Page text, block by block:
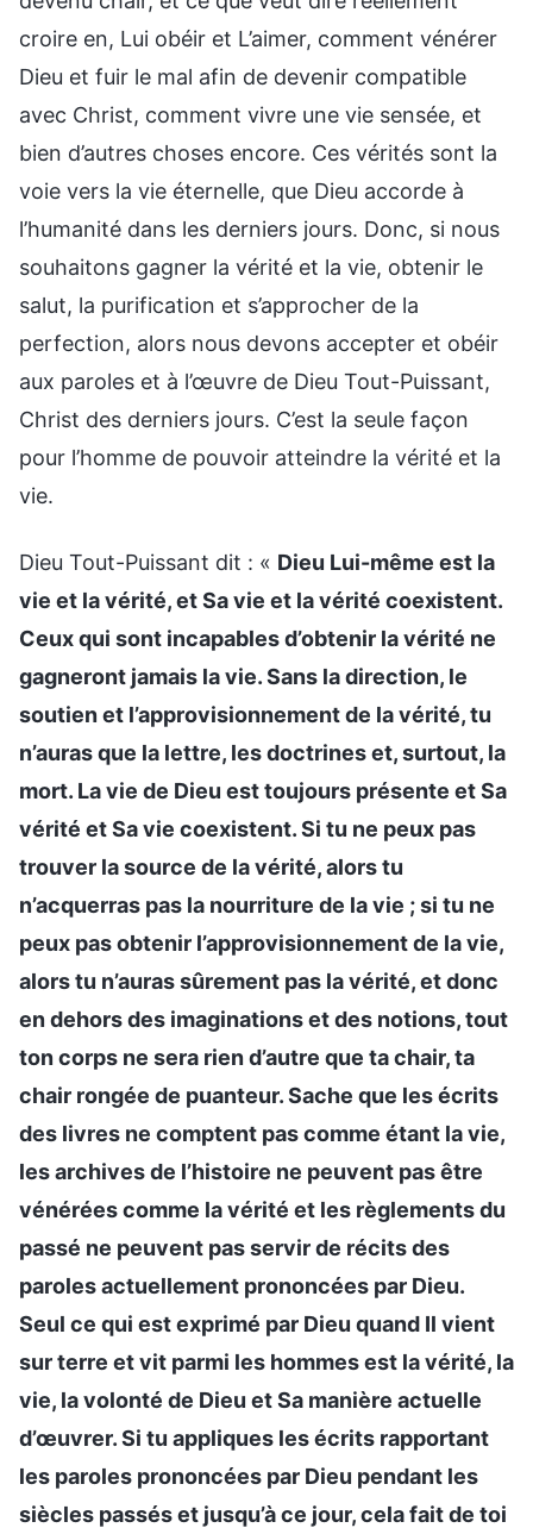
croire en, Lui obéir et L’aimer, comment vénérer
Dieu et fuir le mal afin de devenir compatible
avec Christ, comment vivre une vie sensée, et
bien d’autres choses encore. Ces vérités sont la
voie vers la vie éternelle, que Dieu accorde à
l’humanité dans les derniers jours. Donc, si nous
souhaitons gagner la vérité et la vie, obtenir le
salut, la purification et s’approcher de la
perfection, alors nous devons accepter et obéir
aux paroles et à l’œuvre de Dieu Tout-Puissant,
Christ des derniers jours. C’est la seule façon
pour l’homme de pouvoir atteindre la vérité et la
vie.
Dieu Tout-Puissant dit : « Dieu Lui-même est la
vie et la vérité, et Sa vie et la vérité coexistent.
Ceux qui sont incapables d’obtenir la vérité ne
gagneront jamais la vie. Sans la direction, le
soutien et l’approvisionnement de la vérité, tu
n’auras que la lettre, les doctrines et, surtout, la
mort. La vie de Dieu est toujours présente et Sa
vérité et Sa vie coexistent. Si tu ne peux pas
trouver la source de la vérité, alors tu
n’acquerras pas la nourriture de la vie ; si tu ne
peux pas obtenir l’approvisionnement de la vie,
alors tu n’auras sûrement pas la vérité, et donc
en dehors des imaginations et des notions, tout
ton corps ne sera rien d’autre que ta chair, ta
chair rongée de puanteur. Sache que les écrits
des livres ne comptent pas comme étant la vie,
les archives de l’histoire ne peuvent pas être
vénérées comme la vérité et les règlements du
passé ne peuvent pas servir de récits des
paroles actuellement prononcées par Dieu.
Seul ce qui est exprimé par Dieu quand Il vient
sur terre et vit parmi les hommes est la vérité, la
vie, la volonté de Dieu et Sa manière actuelle
d’œuvrer. Si tu appliques les écrits rapportant
les paroles prononcées par Dieu pendant les
siècles passés et jusqu’à ce jour, cela fait de toi